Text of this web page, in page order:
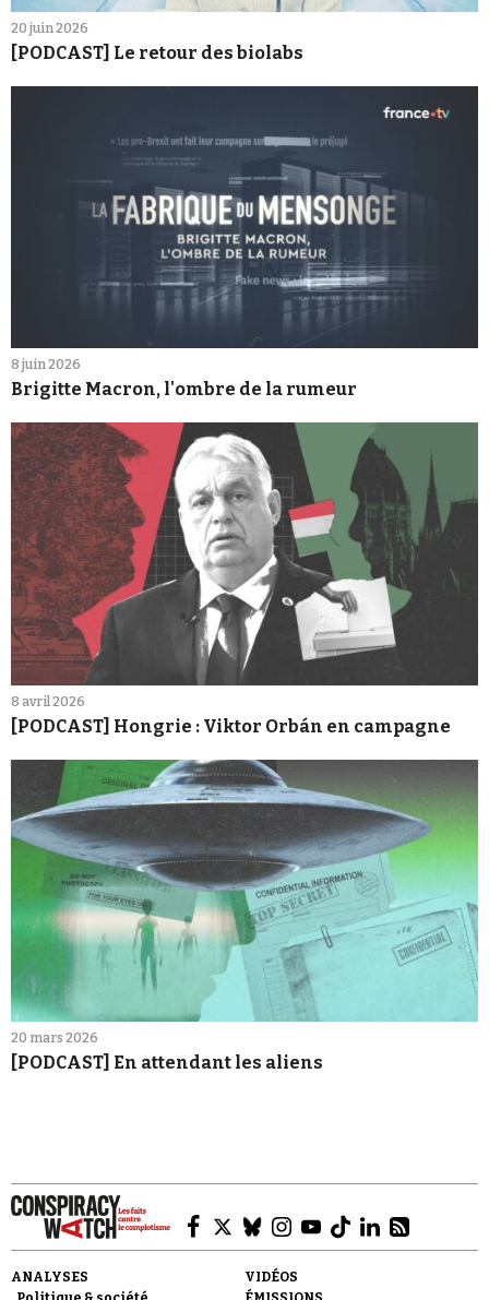
20 juin 2026
[PODCAST] Le retour des biolabs
8 juin 2026
Brigitte Macron, l'ombre de la rumeur
8 avril 2026
[PODCAST] Hongrie : Viktor Orbán en campagne
20 mars 2026
[PODCAST] En attendant les aliens
ANALYSES
VIDÉOS